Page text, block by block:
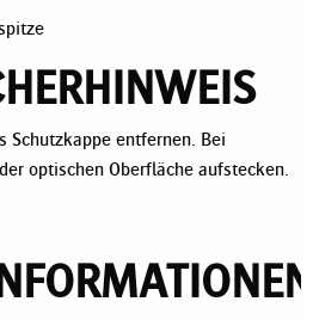
Schutzkappe entfernen. Bei
optischen Oberfläche aufstecken.